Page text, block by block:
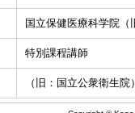
国立保健医療科学院
特別課程講師
（旧：国立公衆衛生